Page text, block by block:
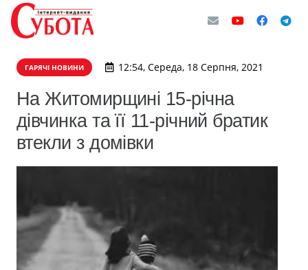
ГАРЯЧІ НОВИНИ 12:54, Середа, 18 Серпня, 2021
На Житомирщині 15-річна
дівчинка та її 11-річний братик
втекли з домівки